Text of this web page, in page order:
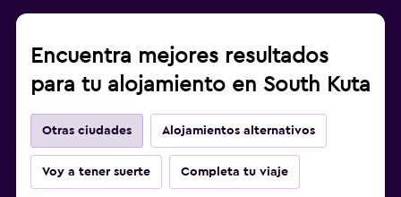
Encuentra mejores resultados
para tu alojamiento en South Kuta
Otras ciudades Alojamientos alternativos
Voy a tener suerte Completa tu viaje